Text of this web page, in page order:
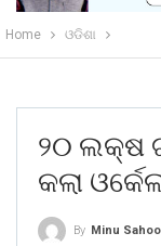
Home ଓଡିଶା
୨୦ ଲକ୍ଷ
କଲା
By Minu Sahoo